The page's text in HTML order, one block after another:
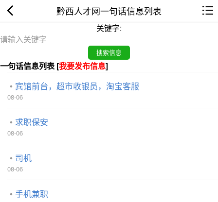
黔西人才网一句话信息列表
关键字:
一句话信息列表 [我要发布信息]
宾馆前台，超市收银员，淘宝客服
08-06
求职保安
08-06
司机
08-06
手机兼职